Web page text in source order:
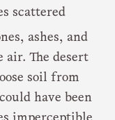
scattered
ashes, and
The desert
soil from
have been